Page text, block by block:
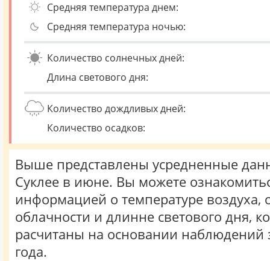
Средняя температура днем:
Средняя температура ночью:
Количество солнечных дней:
Длина светового дня:
Количество дождливых дней:
Количество осадков:
Выше представлены усредненные
Суклее в июне. Вы можете
информацией о температуре воздуха,
облачности и длинне светового дня,
расчитаны на основании наблюдений
года.